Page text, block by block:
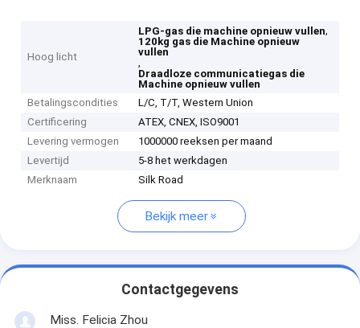
Hoog licht
LPG-gas die machine opnieuw vullen,
120kg gas die Machine opnieuw
vullen
,
Draadloze communicatiegas die
Machine opnieuw vullen
Betalingscondities
L/C, T/T, Western Union
Certificering
ATEX, CNEX, ISO9001
Levering vermogen
1000000 reeksen per maand
Levertijd
5-8 het werkdagen
Merknaam
Silk Road
Bekijk meer
Contactgegevens
Miss. Felicia Zhou